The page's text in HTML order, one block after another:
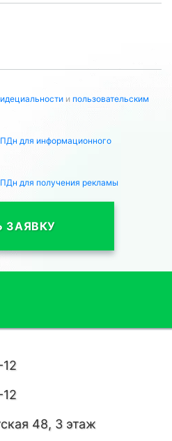
и пользовательским
ПДн для информационного
ПДн для получения рекламы
ЗАЯВКУ
48, 3 этаж